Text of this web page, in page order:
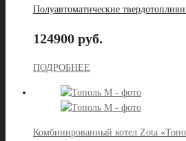
Полуавтоматические
124900 руб.
ПОДРОБНЕЕ
Комбинированный котел Zota